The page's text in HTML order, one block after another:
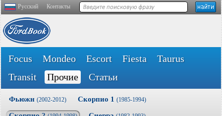
Русский Контакты
Focus Mondeo Escort Fiesta
Taurus
Transit
Прочие Статьи
Фьюжн (2002-2012) Скорпио 1 (1985-1994)